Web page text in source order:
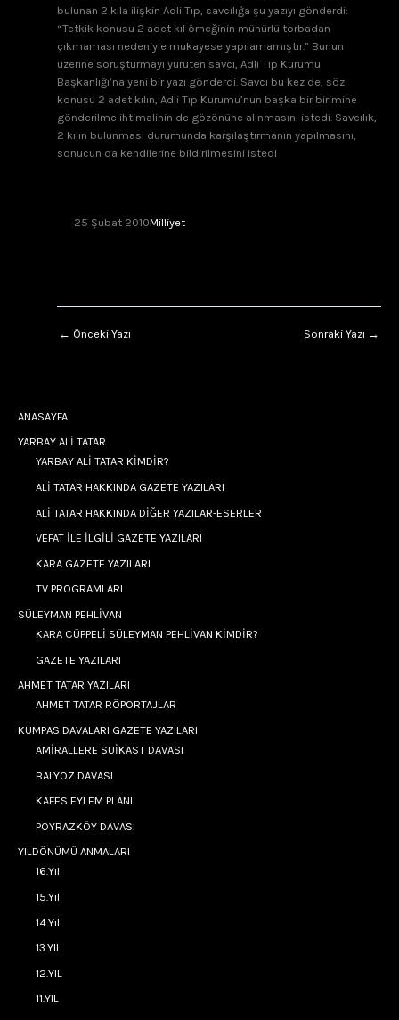
ANASAYFA
YARBAY ALİ TATAR
YARBAY ALİ TATAR KİMDİR?
ALİ TATAR HAKKINDA GAZETE YAZILARI
ALİ TATAR HAKKINDA DİĞER YAZILAR-ESERLER
VEFAT İLE İLGİLİ GAZETE YAZILARI
KARA GAZETE YAZILARI
TV PROGRAMLARI
SÜLEYMAN PEHLİVAN
KARA CÜPPELİ SÜLEYMAN PEHLİVAN KİMDİR?
GAZETE YAZILARI
AHMET TATAR YAZILARI
AHMET TATAR RÖPORTAJLAR
KUMPAS DAVALARI GAZETE YAZILARI
AMİRALLERE SUİKAST DAVASI
BALYOZ DAVASI
KAFES EYLEM PLANI
POYRAZKÖY DAVASI
YILDÖNÜMÜ ANMALARI
16.Yıl
15.Yıl
14.Yıl
13.YIL
12.YIL
11.YIL
bulunan 2 kıla ilişkin Adli Tıp, savcılığa şu yazıyı gönderdi:
“Tetkik konusu 2 adet kıl örneğinin mühürlü torbadan
çıkmaması nedeniyle mukayese yapılamamıştır.” Bunun
üzerine soruşturmayı yürüten savcı, Adli Tıp Kurumu
Başkanlığı’na yeni bir yazı gönderdi. Savcı bu kez de, söz
konusu 2 adet kılın, Adli Tıp Kurumu’nun başka bir birimine
gönderilme ihtimalinin de gözönüne alınmasını istedi. Savcılık,
2 kılın bulunması durumunda karşılaştırmanın yapılmasını,
sonucun da kendilerine bildirilmesini istedi
25 Şubat 2010Milliyet
← Önceki Yazı Sonraki Yazı →